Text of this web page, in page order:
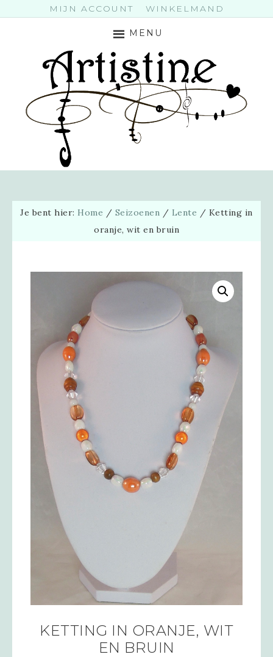
MIJN ACCOUNT WINKELMAND
MENU
Je bent hier: Home / Seizoenen / Lente / Ketting in
oranje, wit en bruin
KETTING IN ORANJE, WIT
EN BRUIN